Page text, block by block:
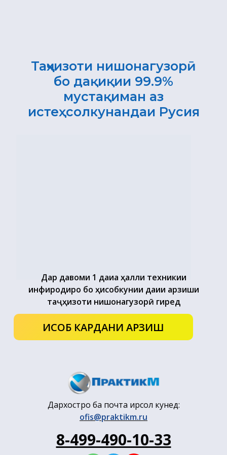
ҲИСОБ КАРДАНИ АРЗИШ
Дар давоми 1 дақиқа ҳалли техникии
инфиродиро бо ҳисобкунии дақиқи арзиши
таҷҳизоти нишонагузорӣ гиред
Таҷҳизоти нишонагузорӣ
бо дақиқии 99.9%
мустақиман аз
истеҳсолкунандаи Русия
Дархостро ба почта ирсол кунед:
ofis@praktikm.ru
8-499-490-10-33